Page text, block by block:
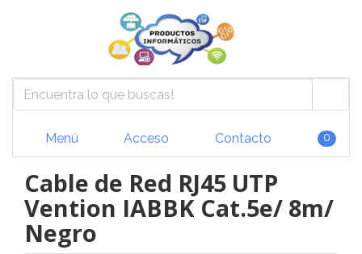
Menú Acceso Contacto 0
Cable de Red RJ45 UTP
Vention IABBK Cat.5e/ 8m/
Negro